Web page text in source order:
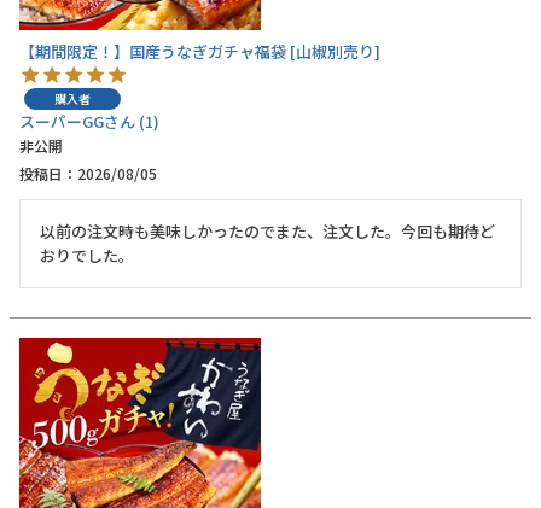
【期間限定！】国産うなぎガチャ福袋 [山椒別売り]
購入者
スーパーGG 1
非公開
投稿日
2026/08/05
以前の注文時も美味しかったのでまた、注文した。今回も期待ど
おりでした。
Instagram